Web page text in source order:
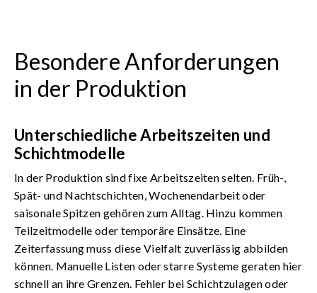
Besondere Anforderungen
in der Produktion
Unterschiedliche Arbeitszeiten und
Schichtmodelle
In der Produktion sind fixe Arbeitszeiten selten. Früh-,
Spät- und Nachtschichten, Wochenendarbeit oder
saisonale Spitzen gehören zum Alltag. Hinzu kommen
Teilzeitmodelle oder temporäre Einsätze. Eine
Zeiterfassung muss diese Vielfalt zuverlässig abbilden
können. Manuelle Listen oder starre Systeme geraten hier
schnell an ihre Grenzen. Fehler bei Schichtzulagen oder